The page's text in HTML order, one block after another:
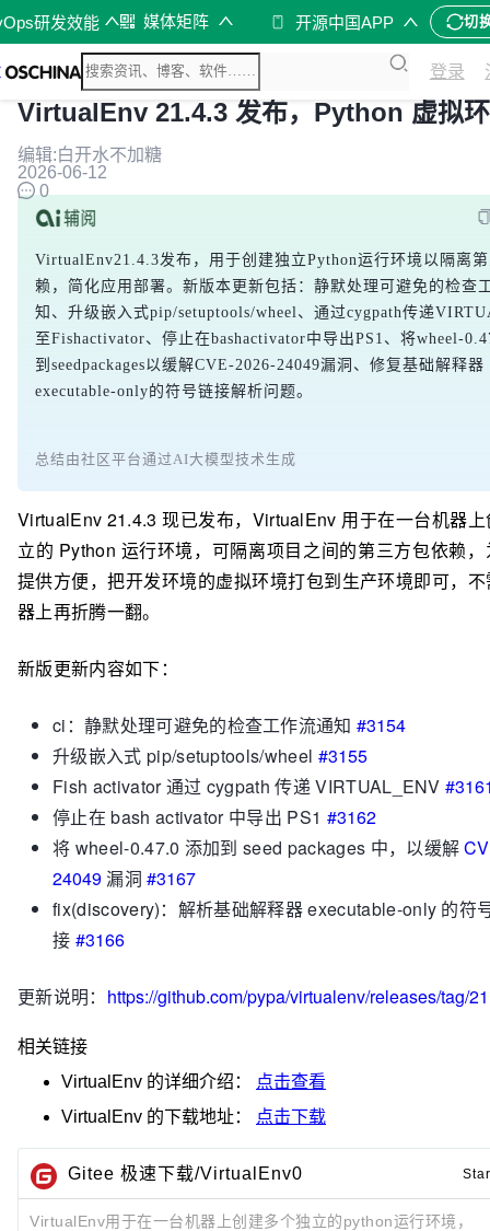
研发效能 媒体矩阵 开源中国APP 切
登录
VirtualEnv 21.4.3 发布，Python 虚拟
编辑:白开水不加糖
2026-06-12
0
VirtualEnv21.4.3发布，用于创建独立Python运行环境以隔离
赖，简化应用部署。新版本更新包括：静默处理可避免的检查
知、升级嵌入式pip/setuptools/wheel、通过cygpath传递
至Fishactivator、停止在bashactivator中导出PS1、将wheel-
到seedpackages以缓解CVE-2026-24049漏洞、修复基础解释器
executable-only的符号链接解析问题。
总结由社区平台通过AI大模型技术生成
VirtualEnv 21.4.3 现已发布，VirtualEnv 用于在一台机器
立的 Python 运行环境，可隔离项目之间的第三方包依赖
提供方便，把开发环境的虚拟环境打包到生产环境即可，
器上再折腾一翻。
新版更新内容如下：
ci：静默处理可避免的检查工作流通知#3154
升级嵌入式 pip/setuptools/wheel #3155
Fish activator 通过 cygpath 传递 VIRTUAL_ENV
停止在 bash activator 中导出 PS1 #3162
将 wheel-0.47.0 添加到 seed packages 中，以缓解
24049 漏洞#3167
fix(discovery)：解析基础解释器 executable-only 的符
接 #3166
更新说明： https://github.com/pypa/virtualenv/releases/tag/
相关链接
VirtualEnv 的详细介绍：
点击查看
VirtualEnv 的下载地址： 点击下载
Gitee 极速下载/VirtualEnv0
VirtualEnv用于在一台机器上创建多个独立的python运行环境，